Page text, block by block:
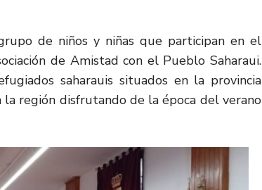
de niños y niñas que participan en el
de Amistad con el Pueblo Saharaui.
saharauis situados en la provincia
región disfrutando de la época del verano